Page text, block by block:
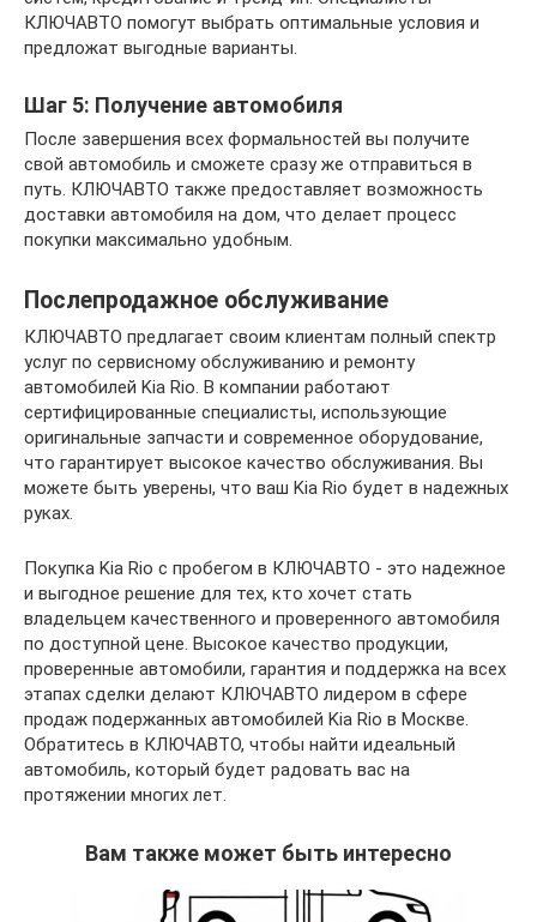
КЛЮЧАВТО помогут выбрать оптимальные условия и
предложат выгодные варианты.
Шаг 5: Получение автомобиля
После завершения всех формальностей вы получите
свой автомобиль и сможете сразу же отправиться в
путь. КЛЮЧАВТО также предоставляет возможность
доставки автомобиля на дом, что делает процесс
покупки максимально удобным.
Послепродажное обслуживание
КЛЮЧАВТО предлагает своим клиентам полный спектр
услуг по сервисному обслуживанию и ремонту
автомобилей Kia Rio. В компании работают
сертифицированные специалисты, использующие
оригинальные запчасти и современное оборудование,
что гарантирует высокое качество обслуживания. Вы
можете быть уверены, что ваш Kia Rio будет в надежных
руках.
Покупка Kia Rio с пробегом в КЛЮЧАВТО - это надежное
и выгодное решение для тех, кто хочет стать
владельцем качественного и проверенного автомобиля
по доступной цене. Высокое качество продукции,
проверенные автомобили, гарантия и поддержка на всех
этапах сделки делают КЛЮЧАВТО лидером в сфере
продаж подержанных автомобилей Kia Rio в Москве.
Обратитесь в КЛЮЧАВТО, чтобы найти идеальный
автомобиль, который будет радовать вас на
протяжении многих лет.
Вам также может быть интересно